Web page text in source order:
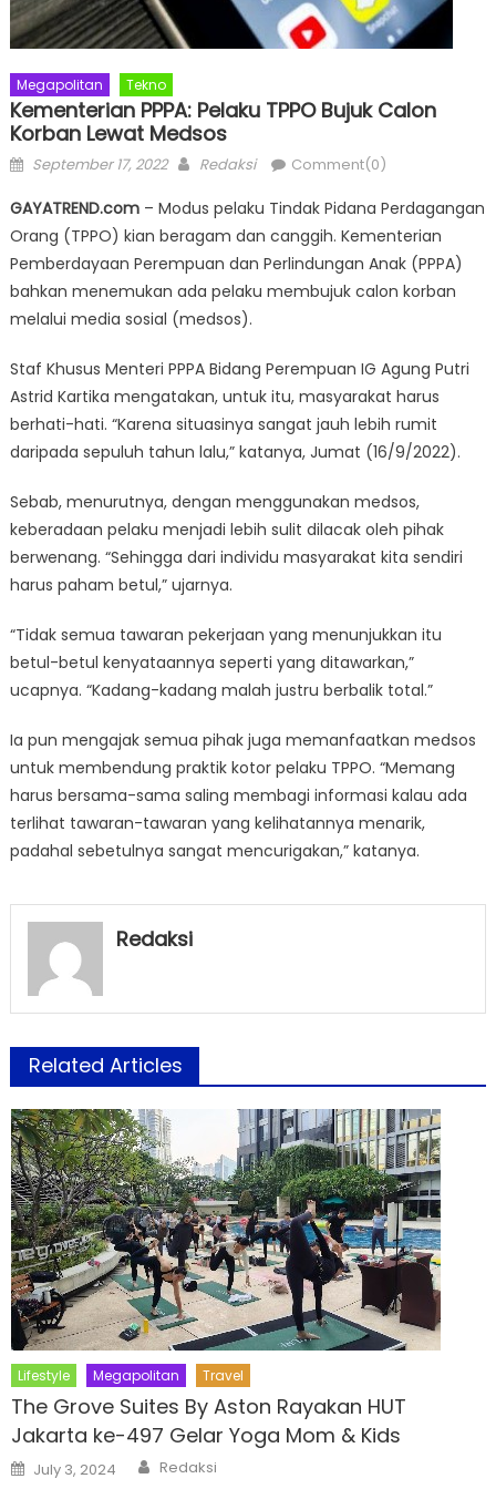
Megapolitan Tekno
Kementerian PPPA: Pelaku TPPO Bujuk Calon
Korban Lewat Medsos
Posted
September 17, 2022 Author
Redaksi Comment(0)
GAYATREND.com– Modus pelaku Tindak Pidana Perdagangan
Orang (TPPO) kian beragam dan canggih. Kementerian
Pemberdayaan Perempuan dan Perlindungan Anak (PPPA)
bahkan menemukan ada pelaku membujuk calon korban
melalui media sosial (medsos).
Staf Khusus Menteri PPPA Bidang Perempuan IG Agung Putri
Astrid Kartika mengatakan, untuk itu, masyarakat harus
berhati-hati. “Karena situasinya sangat jauh lebih rumit
daripada sepuluh tahun lalu,” katanya, Jumat (16/9/2022).
Sebab, menurutnya, dengan menggunakan medsos,
keberadaan pelaku menjadi lebih sulit dilacak oleh pihak
berwenang. “Sehingga dari individu masyarakat kita sendiri
harus paham betul,” ujarnya.
“Tidak semua tawaran pekerjaan yang menunjukkan itu
betul-betul kenyataannya seperti yang ditawarkan,”
ucapnya. “Kadang-kadang malah justru berbalik total.”
Ia pun mengajak semua pihak juga memanfaatkan medsos
untuk membendung praktik kotor pelaku TPPO. “Memang
harus bersama-sama saling membagi informasi kalau ada
terlihat tawaran-tawaran yang kelihatannya menarik,
padahal sebetulnya sangat mencurigakan,” katanya.
Redaksi
Related Articles
Lifestyle Megapolitan Travel
The Grove Suites By Aston Rayakan HUT
Jakarta ke-497 Gelar Yoga Mom & Kids
Posted
on
July 3, 2024 Author
Redaksi